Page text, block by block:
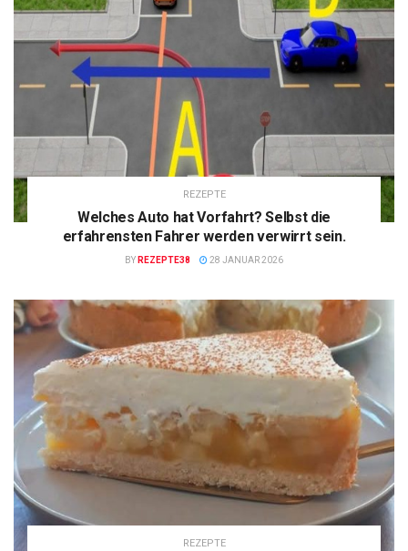
REZEPTE
Welches Auto hat Vorfahrt? Selbst die
erfahrensten Fahrer werden verwirrt sein.
BY REZEPTE38 28 JANUAR 2026
REZEPTE